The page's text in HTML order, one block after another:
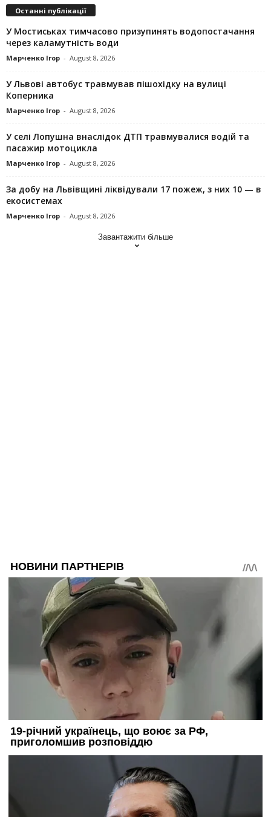
Останні публікації
У Мостиськах тимчасово призупинять водопостачання
через каламутність води
Марченко Ігор - August 8, 2026
У Львові автобус травмував пішохідку на вулиці
Коперника
Марченко Ігор - August 8, 2026
У селі Лопушна внаслідок ДТП травмувалися водій та
пасажир мотоцикла
Марченко Ігор - August 8, 2026
За добу на Львівщині ліквідували 17 пожеж, з них 10 — в
екосистемах
Марченко Ігор - August 8, 2026
Завантажити більше